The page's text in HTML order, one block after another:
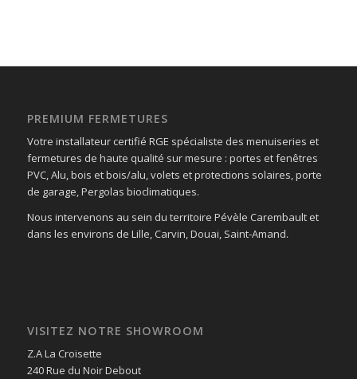
PREMIUM FERMETURES
Votre installateur certifié RGE spécialiste des menuiseries et
fermetures de haute qualité sur mesure : portes et fenêtres
PVC, Alu, bois et bois/alu, volets et protections solaires, porte
de garage, Pergolas bioclimatiques.
Nous intervenons au sein du territoire Pévèle Carembault et
dans les environs de Lille, Carvin, Douai, Saint-Amand.
VISITEZ NOTRE SHOWROOM
Z.A La Croisette
240 Rue du Noir Debout